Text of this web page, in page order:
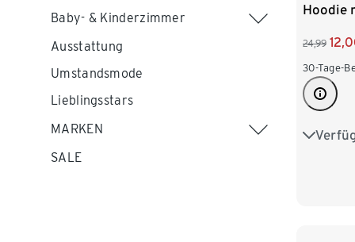
Baby- & Kinderzimmer
Ausstattung
Umstandsmode
Lieblingsstars
MARKEN
SALE
Hoodie
24,99
30-Tage-
122/128